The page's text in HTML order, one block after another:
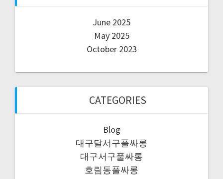
June 2025
May 2025
October 2023
CATEGORIES
Blog
대구달서구풀싸롱
대구서구풀싸롱
호림동풀싸롱